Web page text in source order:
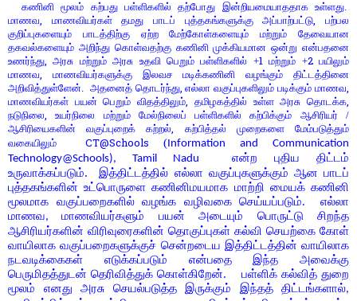
கணினி மூலம் கற்பது பள்ளிகளில் தற்போது இன்றியமையாததாக உள்ளது.
மாணவ, மாணவியர்கள் தமது பாடப் புத்தகங்களுக்கு அப்பாற்பட்டு,பற்பல
குறிப்புகளையும் பாடத்திற்கு ஏற்ற மேற்கோள்களையும் மற்றும் தேவையான
தகவல்களையும் அறிந்து கொள்வதற்கு கணினி முக்கியமான ஒன்று என்பதனை
உணர்ந்து,அரசு மற்றும் அரசு உதவி பெறும் பள்ளிகளில் +1மற்றும் +2பயிலும்
மாணவ,
மாணவியர்களுக்கு இலவச மடிக்கணினி வழங்கும் திட்டத்தினை
அறிவித்துள்ளேன். அதனைத் தொடர்ந்து,எல்லா வகுப்புகளிலும் படிக்கும் மாணவ,
மாணவியர்கள் பயன் பெறும் விதத்திலும், தமிழகத்தில் உள்ள அரசு தொடக்க,
நடுநிலை,உயர்நிலை மற்றும் மேல்நிலைப் பள்ளிகளில் கற்பிக்கும் ஆசிரியர் /
ஆசிரியைகளின் வகுப்புறைக் கற்றல்,
கற்பித்தல் முறைகளை மேம்படுத்தும்
வகையிலும் CT@Schools (Information and Communication
Technology@Schools), Tamil Nadu என்ற புதிய திட்டம்
உருவாக்கப்படும். இத்திட்டத்தில் எல்லா வகுப்புகளுக்கும் ஆன பாடப்
புத்தகங்களின் உட்பொருளை கணினிமயமாக மாற்றி மையக் கணினி
மூலமாக வகுப்பறைகளில் வழங்க வழிவகை செய்யப்படும். எல்லா
மாணவ,மாணவியர்களும் பயன் அடையும் பொருட்டு சிறந்த
ஆசிரியர்களின் விரிவுரைகளின் தொகுப்புகள் கல்வி செயற்கை கோள்
வாயிலாக வகுப்பறைகளுக்குச் சென்றடைய இத்திட்டத்தின் வாயிலாக
நடவடிக்கைகள் எடுக்கப்படும் என்பதை இந்த அவைக்கு
பெருமிதத்துடன் தெரிவித்துக் கொள்கிறேன். பள்ளிக் கல்வித் துறை
மூலம் எனது அரசு செயல்படுத்த இருக்கும் இந்தத் திட்டங்களால்,